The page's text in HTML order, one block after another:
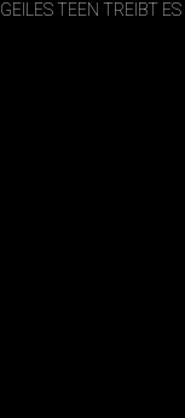
GEILES TEEN TREIBT